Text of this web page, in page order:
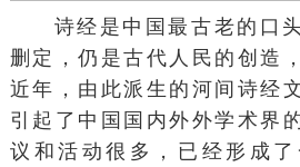
诗经是中国最古老的口
删定，仍是古代人民的创造
近年，由此派生的河间诗经
引起了中国国内外外学术界
议和活动很多，已经形成